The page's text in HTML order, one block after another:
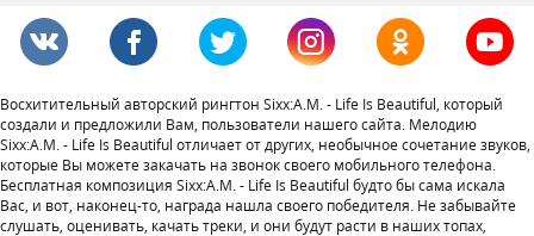
Восхитительный авторский рингтон Sixx:A.M. - Life Is Beautiful, который
создали и предложили Вам, пользователи нашего сайта. Мелодию
Sixx:A.M. - Life Is Beautiful отличает от других, необычное сочетание звуков,
которые Вы можете закачать на звонок своего мобильного телефона.
Бесплатная композиция Sixx:A.M. - Life Is Beautiful будто бы сама искала
Вас, и вот, наконец-то, награда нашла своего победителя. Не забывайте
слушать, оценивать, качать треки, и они будут расти в наших топах,